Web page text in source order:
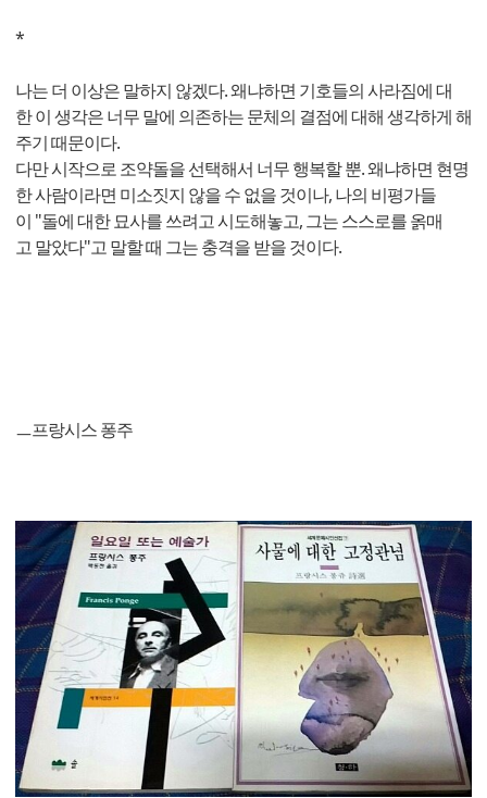
*
나는 더 이상은 말하지 않겠다. 왜냐하면 기호들의 사라짐에 대
한 이 생각은 너무 말에 의존하는 문체의 결점에 대해 생각하게 해
주기 때문이다.
다만 시작으로 조약돌을 선택해서 너무 행복할 뿐. 왜냐하면 현명
한 사람이라면 미소짓지 않을 수 없을 것이나, 나의 비평가들
이 "돌에 대한 묘사를 쓰려고 시도해놓고, 그는 스스로를 옭매
고 말았다"고 말할 때 그는 충격을 받을 것이다.
ㅡ프랑시스 퐁주